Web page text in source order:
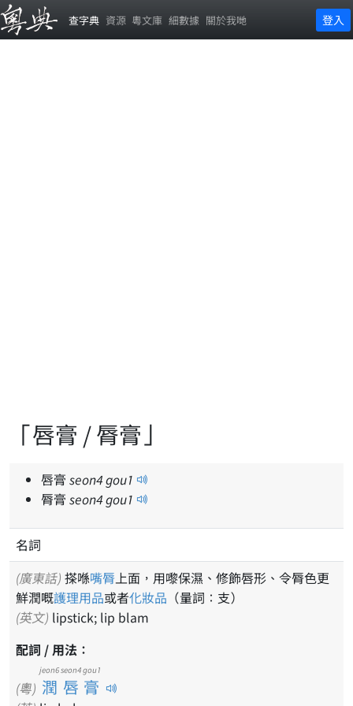
查字典 資源 粵文庫 細數據 關於我哋 登入
「唇膏 / 脣膏」
唇膏 seon4gou1
脣膏 seon4gou1
名詞
(廣東話) 搽喺嘴脣上面，用嚟保濕、修飾唇形、令脣色更
鮮潤嘅護理用品或者化妝品 （量詞：支）
(英文) lipstick; lip blam
配詞 / 用法：
(粵) 潤唇膏
jeon6 seon4 gou1